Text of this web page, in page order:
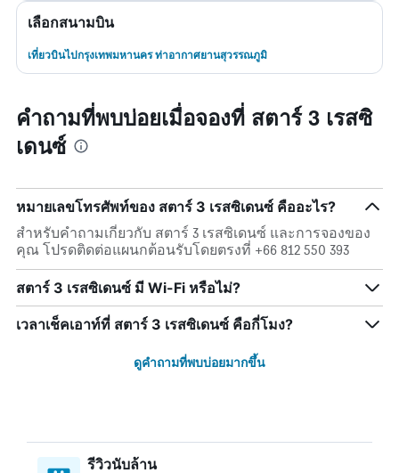
เลือกสนามบิน
เที่ยวบินไปกรุงเทพมหานคร ท่าอากาศยานสุวรรณภูมิ
คำถามที่พบบ่อยเมื่อจองที่ สตาร์ 3 เรสซิ
เดนซ์
หมายเลขโทรศัพท์ของ สตาร์ 3 เรสซิเดนซ์ คืออะไร?
สำหรับคำถามเกี่ยวกับ สตาร์ 3 เรสซิเดนซ์ และการจองของ
คุณ โปรดติดต่อแผนกต้อนรับโดยตรงที่ +66 812 550 393
สตาร์ 3 เรสซิเดนซ์ มี Wi-Fi หรือไม่?
เวลาเช็คเอาท์ที่ สตาร์ 3 เรสซิเดนซ์ คือกี่โมง?
ดูคำถามที่พบบ่อยมากขึ้น
รีวิวนับล้าน